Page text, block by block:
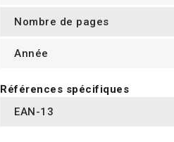
Nombre de pages
Année
Références spécifiques
EAN-13